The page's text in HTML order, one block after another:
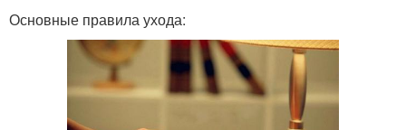
Основные правила ухода: